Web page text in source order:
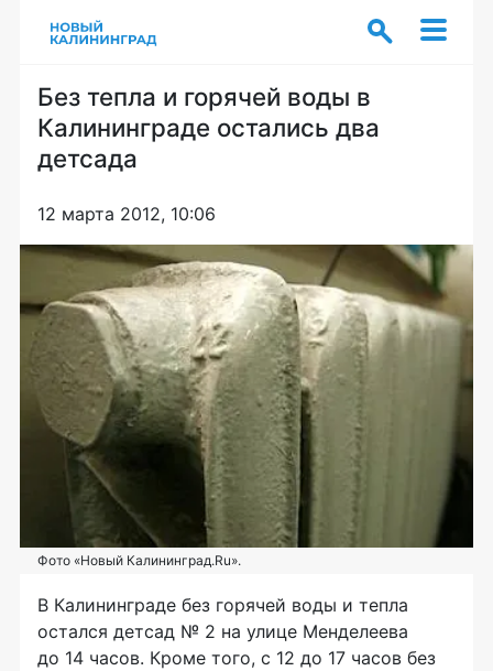
Без тепла и горячей воды в
Калининграде остались два
детсада
12 марта 2012, 10:06
Фото «Новый Калининград.Ru».
В Калининграде без горячей воды и тепла
остался детсад № 2 на улице Менделеева
до 14 часов. Кроме того, с 12 до 17 часов без